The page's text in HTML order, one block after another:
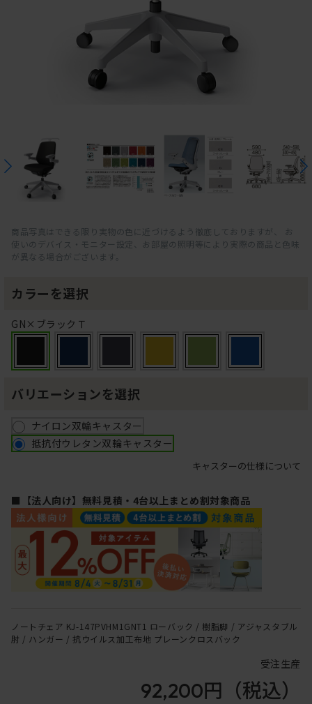
商品写真はできる限り実物の色に近づけるよう徹底しておりますが、 お
使いのデバイス・モニター設定、お部屋の照明等により実際の商品と色味
が異なる場合がございます。
カラーを選択
GN×ブラックＴ
バリエーションを選択
ナイロン双輪キャスター
抵抗付ウレタン双輪キャスター
キャスターの仕様について
■【法人向け】無料見積・4台以上まとめ割対象商品
ノートチェア KJ-147PVHM1GNT1 ローバック / 樹脂脚 / アジャスタブル
肘 / ハンガー / 抗ウイルス加工布地 プレーンクロスバック
受注生産
92,200円 （税込）